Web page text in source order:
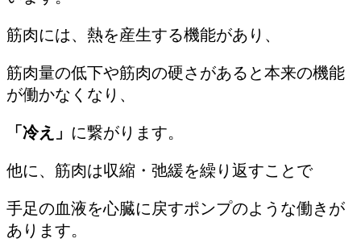
筋肉には、熱を産生する機能があり、
筋肉量の低下や筋肉の硬さがあると本来の機能
が働かなくなり、
「冷え」 に繋がります。
他に、筋肉は収縮・弛緩を繰り返すことで
手足の血液を心臓に戻すポンプのような働きが
あります。